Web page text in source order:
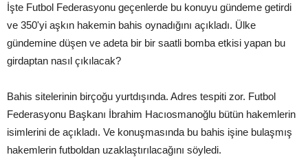
İşte Futbol Federasyonu geçenlerde bu konuyu gündeme getirdi
ve 350'yi aşkın hakemin bahis oynadığını açıkladı. Ülke
gündemine düşen ve adeta bir bir saatli bomba etkisi yapan bu
girdaptan nasıl çıkılacak?
Bahis sitelerinin birçoğu yurtdışında. Adres tespiti zor. Futbol
Federasyonu Başkanı İbrahim Hacıosmanoğlu bütün hakemlerin
isimlerini de açıkladı. Ve konuşmasında bu bahis işine bulaşmış
hakemlerin futboldan uzaklaştırılacağını söyledi.